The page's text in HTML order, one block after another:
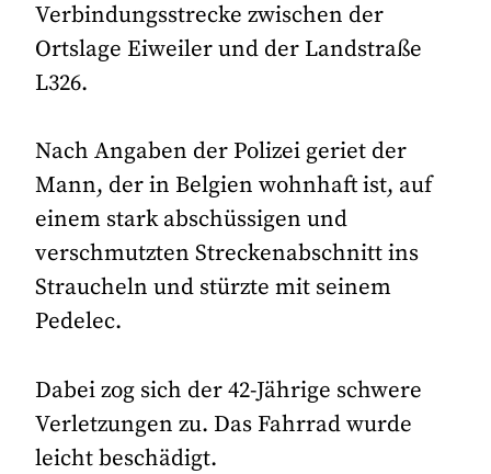
Verbindungsstrecke zwischen der
Ortslage Eiweiler und der Landstraße
L326.
Nach Angaben der Polizei geriet der
Mann, der in Belgien wohnhaft ist, auf
einem stark abschüssigen und
verschmutzten Streckenabschnitt ins
Straucheln und stürzte mit seinem
Pedelec.
Dabei zog sich der 42-Jährige schwere
Verletzungen zu. Das Fahrrad wurde
leicht beschädigt.